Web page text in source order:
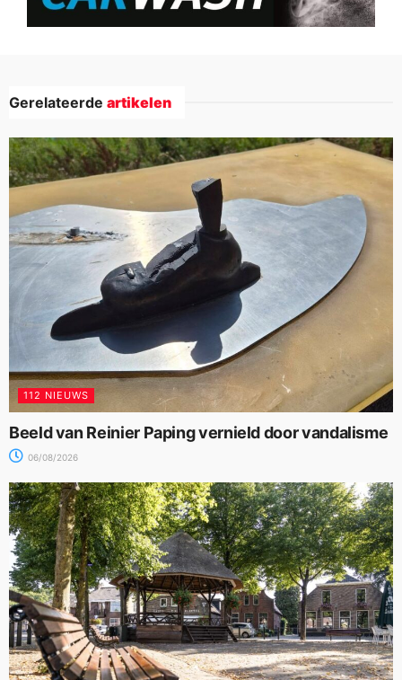
Gerelateerde artikelen
112 NIEUWS
Beeld van Reinier Paping vernield door vandalisme
06/08/2026